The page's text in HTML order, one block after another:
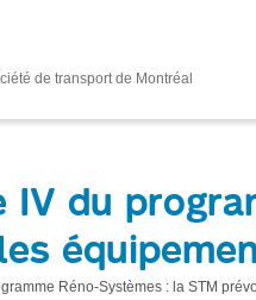
de transport de Montréal
IV du
Réno-Systèmes : la STM